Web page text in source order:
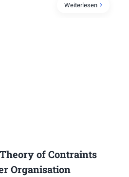
Weiterlesen
of Contraints
Organisation